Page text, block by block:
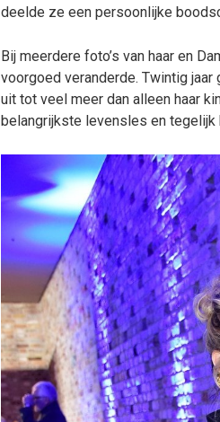
deelde ze een persoonlijke
Bij meerdere foto’s van haar en
voorgoed veranderde. Twintig
uit tot veel meer dan alleen haar
belangrijkste levensles en tegelijk